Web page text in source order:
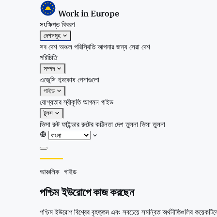
Work in Europe
সংক্ষিপ্ত বিবরণ
দেশসমূহ
সব দেশ অঞ্চল পরিস্থিতিআপনার জন্য সেরা দেশ
পরিচিতি
সম্পদ
এজেন্সি শব্দকোষ পেশাগুলো
গাইড
যোগ্যতার স্বীকৃতিআগমন গাইড
টুলস
ভিসা রুট ফাইন্ডাররুটের কঠিনতা দেশ তুলনা ভিসা তুলনা
দেশসমূহ
অঞ্চল
আঞ্চলিক গাইড
পশ্চিম ইউরোপে কাজ করছেন
পশ্চিম ইউরোপ বিশ্বের বৃহত্তম এবং সবচেয়ে সমন্বিত অর্থনীতিগুলির